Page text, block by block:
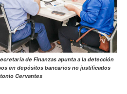
de Finanzas apunta a la detección
en depósitos bancarios no justificados
Cervantes